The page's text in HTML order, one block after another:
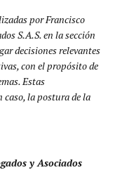
por Francisco
S.A.S. en la sección
decisiones relevantes
con el propósito de
Estas
la postura de la
y Asociados